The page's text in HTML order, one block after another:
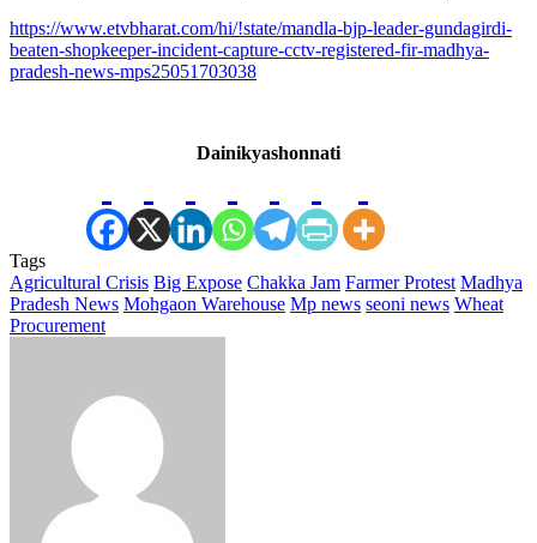
https://www.etvbharat.com/hi/!state/mandla-bjp-leader-gundagirdi-
beaten-shopkeeper-incident-capture-cctv-registered-fir-madhya-
pradesh-news-mps25051703038
Dainikyashonnati
Tags
Agricultural Crisis Big Expose Chakka Jam Farmer Protest Madhya
Pradesh News Mohgaon Warehouse Mp news seoni news Wheat
Procurement